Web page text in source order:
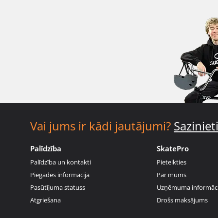
Vai jums ir kādi jautājumi?
Palīdzība
Palīdzība un kontakti
Piegādes informācija
Pasūtījuma statuss
Atgriešana
SkatePro
Pieteikties
Par mums
Uzņēmuma
Drošs maksājums